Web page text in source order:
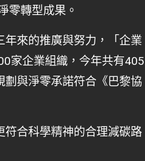
零轉型成果。
來的推廣與努力，「企業
家企業組織，今年共有405
劃與淨零承諾符合《巴黎協
合科學精神的合理減碳路